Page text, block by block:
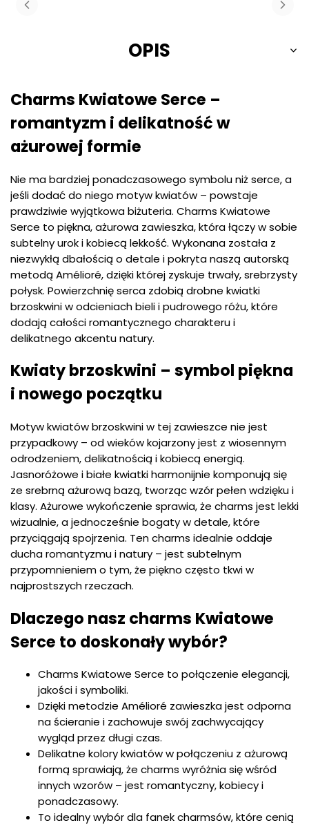
OPIS
Charms Kwiatowe Serce –
romantyzm i delikatność w
ażurowej formie
Nie ma bardziej ponadczasowego symbolu niż serce, a
jeśli dodać do niego motyw kwiatów – powstaje
prawdziwie wyjątkowa biżuteria. Charms Kwiatowe
Serce to piękna, ażurowa zawieszka, która łączy w sobie
subtelny urok i kobiecą lekkość. Wykonana została z
niezwykłą dbałością o detale i pokryta naszą autorską
metodą Amélioré, dzięki której zyskuje trwały, srebrzysty
połysk. Powierzchnię serca zdobią drobne kwiatki
brzoskwini w odcieniach bieli i pudrowego różu, które
dodają całości romantycznego charakteru i
delikatnego akcentu natury.
Kwiaty brzoskwini – symbol piękna
i nowego początku
Motyw kwiatów brzoskwini w tej zawieszce nie jest
przypadkowy – od wieków kojarzony jest z wiosennym
odrodzeniem, delikatnością i kobiecą energią.
Jasnoróżowe i białe kwiatki harmonijnie komponują się
ze srebrną ażurową bazą, tworząc wzór pełen wdzięku i
klasy. Ażurowe wykończenie sprawia, że charms jest lekki
wizualnie, a jednocześnie bogaty w detale, które
przyciągają spojrzenia. Ten charms idealnie oddaje
ducha romantyzmu i natury – jest subtelnym
przypomnieniem o tym, że piękno często tkwi w
najprostszych rzeczach.
Dlaczego nasz charms Kwiatowe
Serce to doskonały wybór?
Charms Kwiatowe Serce to połączenie elegancji,
jakości i symboliki.
Dzięki metodzie Amélioré zawieszka jest odporna
na ścieranie i zachowuje swój zachwycający
wygląd przez długi czas.
Delikatne kolory kwiatów w połączeniu z ażurową
formą sprawiają, że charms wyróżnia się wśród
innych wzorów – jest romantyczny, kobiecy i
ponadczasowy.
To idealny wybór dla fanek charmsów, które cenią